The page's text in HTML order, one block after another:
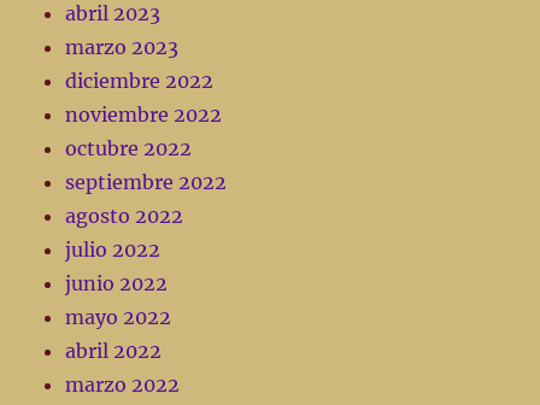
abril 2023
marzo 2023
diciembre 2022
noviembre 2022
octubre 2022
septiembre 2022
agosto 2022
julio 2022
junio 2022
mayo 2022
abril 2022
marzo 2022